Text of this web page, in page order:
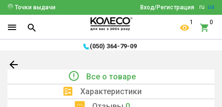
ru ua
Вход/Регистрация
Точки выдачи
1 0
(050) 364-79-09
Все о товаре
Характеристики